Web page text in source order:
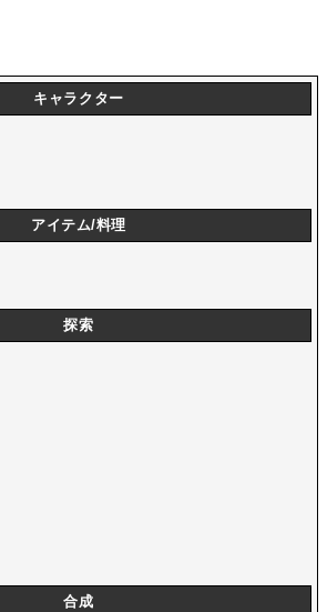
キャラクター
アイテム/料理
探索
合成